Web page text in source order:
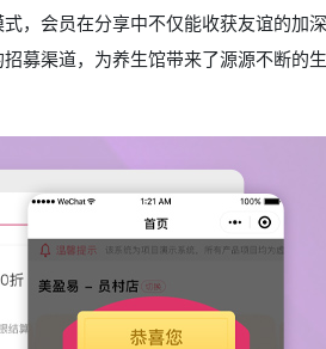
，会员在分享中不仅能收获友谊的加
募渠道，为养生馆带来了源源不断的